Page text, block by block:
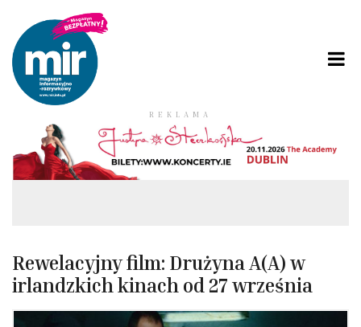
REKLAMA
Rewelacyjny film: Drużyna A(A) w
irlandzkich kinach od 27 września